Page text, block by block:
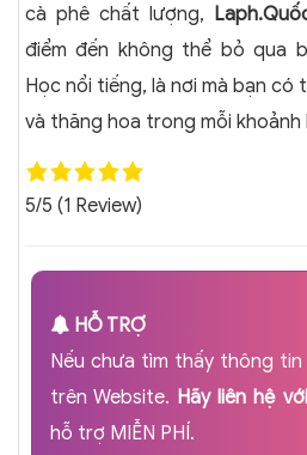
cà phê chất lượng,
điểm đến không thể bỏ qua
Học nổi tiếng, là nơi mà bạn
và thăng hoa trong mỗi khoảnh
5/5 (1 Review)
HỖ TRỢ
Nếu chưa tìm thấy thông tin
trên Website. Hãy liên hệ
hỗ trợ MIỄN PHÍ.